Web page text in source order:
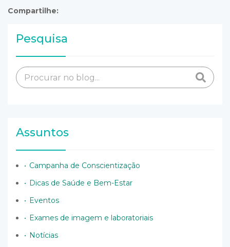
Compartilhe:
Pesquisa
Assuntos
Campanha de Conscientização
Dicas de Saúde e Bem-Estar
Eventos
Exames de imagem e laboratoriais
Notícias